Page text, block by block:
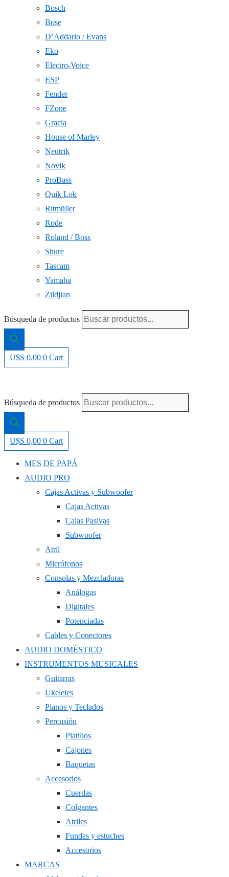
Bosch
Bose
D’Addario / Evans
Eko
Electro-Voice
ESP
Fender
FZone
Gracia
House of Marley
Neutrik
Novik
ProBass
Quik Lok
Ritmüller
Rode
Roland / Boss
Shure
Tascam
Yamaha
Zildjian
Búsqueda de productos
U$S 0,00 0 Cart
Búsqueda de productos
U$S 0,00 0 Cart
MES DE PAPÁ
AUDIO PRO
Cajas Activas y Subwoofer
Cajas Activas
Cajas Pasivas
Subwoofer
Atril
Micrófonos
Consolas y Mezcladoras
Análogas
Digitales
Potenciadas
Cables y Conectores
AUDIO DOMÉSTICO
INSTRUMENTOS MUSICALES
Guitarras
Ukeleles
Pianos y Teclados
Percusión
Platillos
Cajones
Baquetas
Accesorios
Cuerdas
Colgantes
Atriles
Fundas y estuches
Accesorios
MARCAS